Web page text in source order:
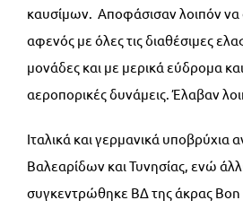
καυσίμων. Αποφάσισαν λοιπόν να
αφενός με όλες τις διαθέσιμες
μονάδες και με μερικά εύδρομα
αεροπορικές δυνάμεις. Έλαβαν
Ιταλικά και γερμανικά υποβρύχια
Βαλεαρίδων και Τυνησίας, ενώ
συγκεντρώθηκε ΒΔ της άκρας